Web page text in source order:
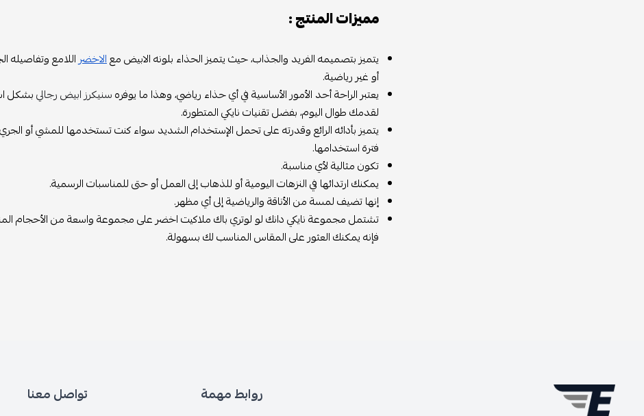
مميزات المنتج :
يتميز بتصميمه الفريد والجذاب، حيث يتميز الحذاء بلونه الابيض معالاخضراللامع وتفاصيله
أو غير رياضية.
يعتبر الراحة أحد الأمور الأساسية في أي حذاء رياضي، وهذا ما يوفرهسنيكرز ابيض رجاليبشكل
لقدمك طوال اليوم، بفضل تقنيات نايكي المتطورة.
يتميز بأدائه الرائع وقدرته على تحمل الإستخدام الشديد سواء كنت تستخدمها للمشي أو
فترة استخدامها.
تكون مثالية لأي مناسبة.
يمكنك ارتدائها في النزهات اليومية أو للذهاب إلى العمل أو حتى للمناسبات الرسمية.
إنها تضيف لمسة من الأناقة والرياضية إلى أي مظهر.
تشتمل مجموعة نايكي دانك لو لوتري باك ملاكيت اخضر على مجموعة واسعة من الأحجام
فإنه يمكنك العثور على المقاس المناسب لك بسهولة.
روابط مهمة تواصل معنا